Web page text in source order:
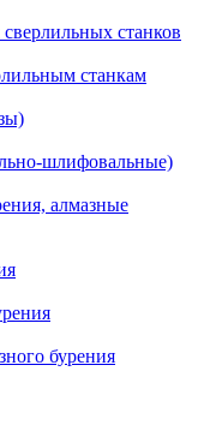
станков
станкам
шлифовальные)
алмазные
бурения